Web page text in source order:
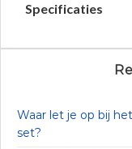
Specificaties
Waar let je op bij
set?